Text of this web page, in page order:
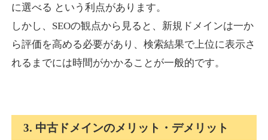
ジャンルその他
DA37 外部リンク数653 ドメイン年齢 1年
onlinepokerbetdansk.com
に選べる という利点があります。
しかし、SEOの観点から見ると、新規ドメインは一か
ら評価を高める必要があり、検索結果で上位に表示さ
れるまでには時間がかかることが一般的です。
3. 中古ドメインのメリット・デメリット